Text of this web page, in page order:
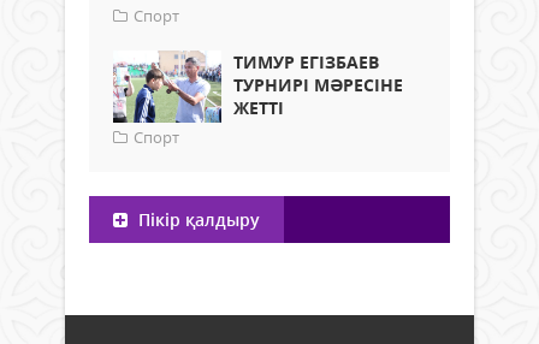
Спорт
ТИМУР ЕГІЗБАЕВ
ТУРНИРІ МӘРЕСІНЕ
ЖЕТТІ
Спорт
Пікір қалдыру